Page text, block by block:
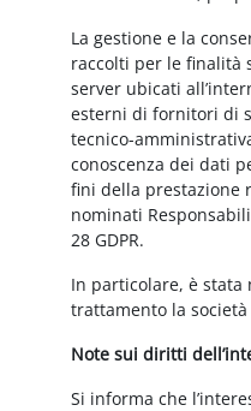
La gestione e la
raccolti per le finalità
server ubicati
esterni di fornitori di
tecnico-
conoscenza dei dati
fini della prestazione
nominati
28 GDPR.
In particolare, è stata
trattamento la società
Note sui diritti
Si informa che